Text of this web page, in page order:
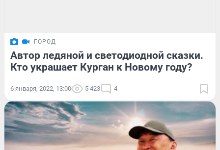
ГОРОД
Автор ледяной и светодиодной сказки.
Кто украшает Курган к Новому году?
6 января, 2022, 13:00 5 423 4